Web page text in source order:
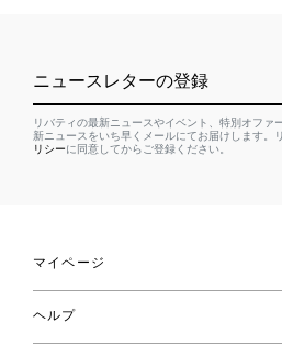
ニュースレターの登録
リバティの最新ニュースやイベント、特別オファ
新ニュースをいち早くメールにてお届けします。
リシーに同意してからご登録ください。
マイページ
ロイヤリティプログラム
パスワード再設定
ヘルプ